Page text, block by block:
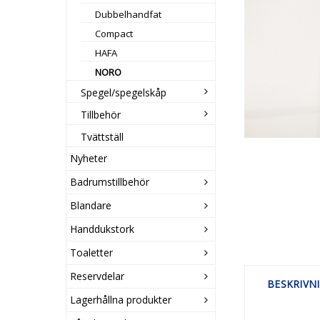
Dubbelhandfat
Compact
HAFA
NORO
Spegel/spegelskåp
Tillbehör
Tvättställ
Nyheter
Badrumstillbehör
Blandare
Handdukstork
Toaletter
Reservdelar
Lagerhållna produkter